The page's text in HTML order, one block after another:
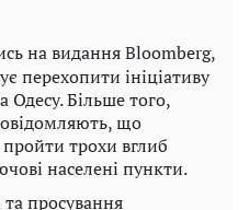
на видання Bloomberg,
перехопити ініціативу
Одесу. Більше того,
що
пройти трохи вглиб
населені пункти.
просування